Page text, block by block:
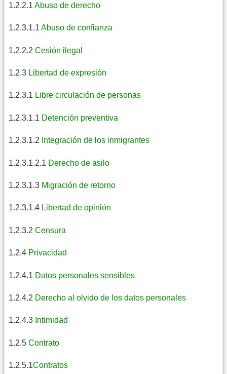
1.2.2.1 Abuso de derecho
1.2.3.1.1 Abuso de confianza
1.2.2.2 Cesión ilegal
1.2.3 Libertad de expresión
1.2.3.1 Libre circulación de personas
1.2.3.1.1 Detención preventiva
1.2.3.1.2 Integración de los inmigrantes
1.2.3.1.2.1 Derecho de asilo
1.2.3.1.3 Migración de retorno
1.2.3.1.4 Libertad de opinión
1.2.3.2 Censura
1.2.4 Privacidad
1.2.4.1 Datos personales sensibles
1.2.4.2 Derecho al olvido de los datos personales
1.2.4.3 Intimidad
1.2.5 Contrato
1.2.5.1Contratos